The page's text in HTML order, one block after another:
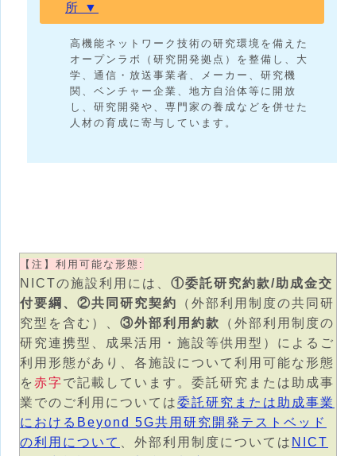
所 ▼
高機能ネットワーク技術の研究環境を備えた
オープンラボ（研究開発拠点）を整備し、大
学、通信・放送事業者、メーカー、研究機
関、ベンチャー企業、地方自治体等に開放
し、研究開発や、専門家の養成などを併せた
人材の育成に寄与しています。
【注】利用可能な形態:
NICTの施設利用には、 ①委託研究約款/助成金交
付要綱、②共同研究契約
（外部利用制度の共同研
究型を含む）、 ③外部利用約款
（外部利用制度の
研究連携型、成果活用・施設等供用型）によるご
利用形態があり、各施設について利用可能な形態
を 赤字で記載しています。委託研究または助成事
業でのご利用については委託研究または助成事業
におけるBeyond 5G共用研究開発テストベッド
の利用について
、外部利用制度については NICT